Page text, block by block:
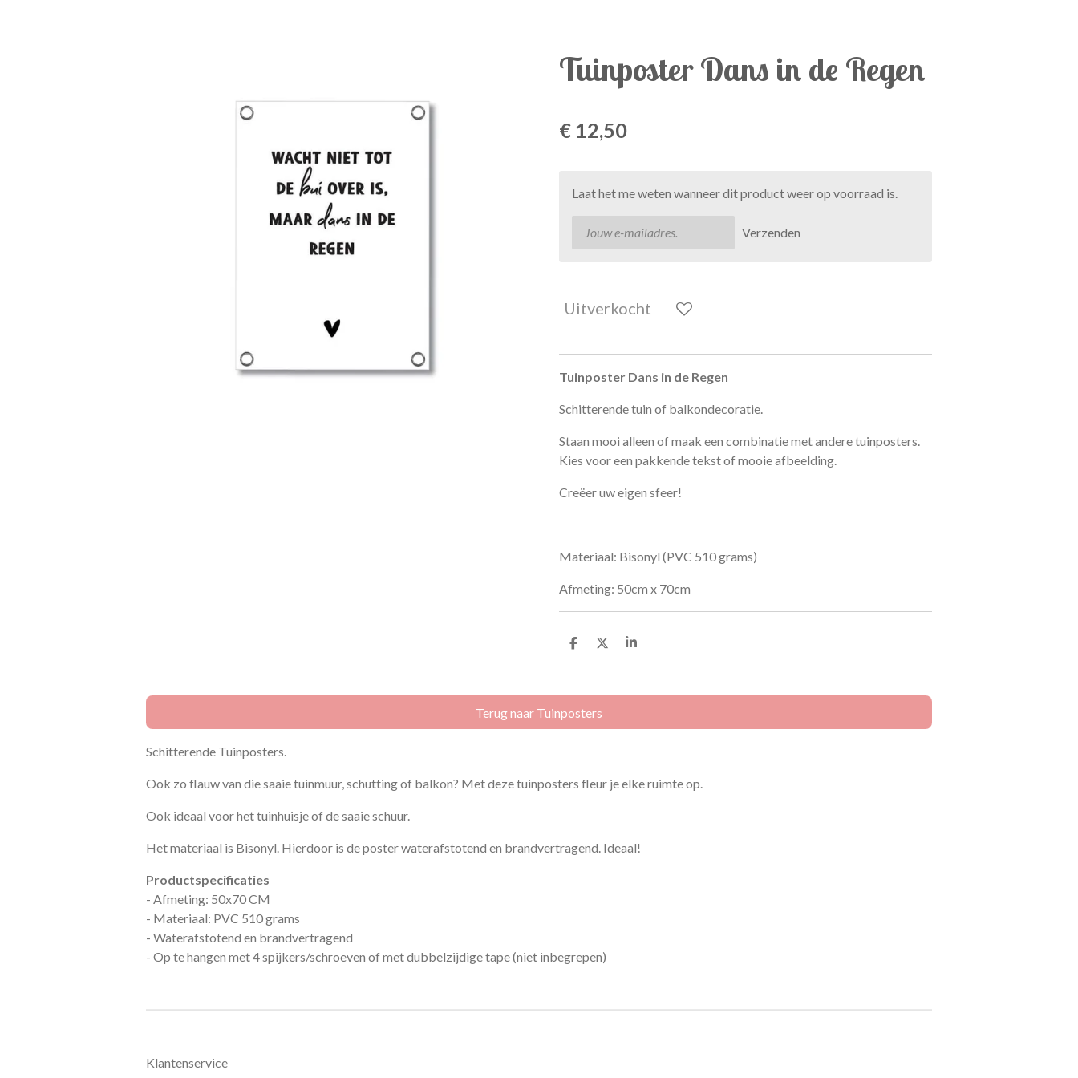
Tuinposter Dans in de Regen
€ 12,50
Laat het me weten wanneer dit product weer op voorraad is.
Verzenden
Uitverkocht
Tuinposter Dans in de Regen
Schitterende tuin of balkondecoratie.
Staan mooi alleen of maak een combinatie met andere tuinposters.
Kies voor een pakkende tekst of mooie afbeelding.
Creëer uw eigen sfeer!
Materiaal: Bisonyl (PVC 510 grams)
Afmeting: 50cm x 70cm
D
n
D
S
e
Terug naar Tuinposters
Schitterende Tuinposters.
Ook zo flauw van die saaie tuinmuur, schutting of balkon? Met deze tuinposters fleur je elke ruimte op.
Ook ideaal voor het tuinhuisje of de saaie schuur.
Het materiaal is Bisonyl. Hierdoor is de poster waterafstotend en brandvertragend. Ideaal!
Productspecificaties
- Afmeting: 50x70 CM
- Materiaal: PVC 510 grams
- Waterafstotend en brandvertragend
- Op te hangen met 4 spijkers/schroeven of met dubbelzijdige tape (niet inbegrepen)
Klantenservice